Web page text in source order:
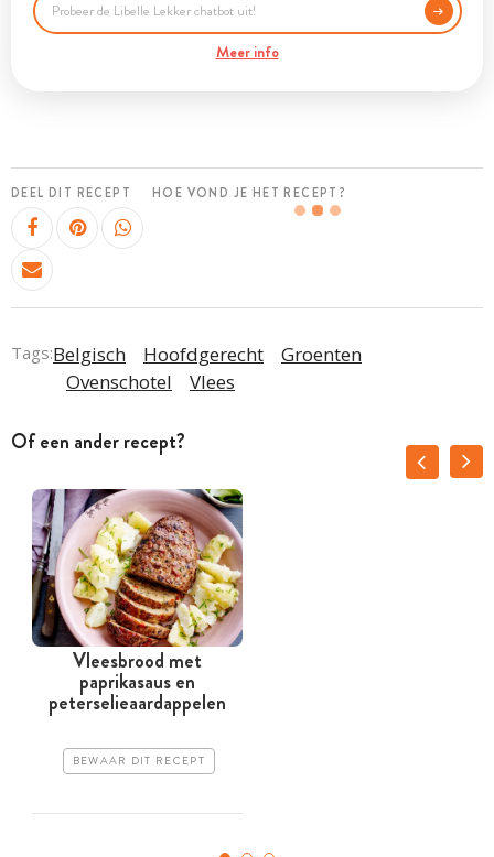
Meer info
DEEL DIT RECEPT HOE VOND JE HET RECEPT?
Tags:Belgisch Hoofdgerecht
Groenten
Ovenschotel
Vlees
Of een ander recept?
Vleesbrood met
paprikasaus en
peterselieaardappelen
BEWAAR DIT RECEPT